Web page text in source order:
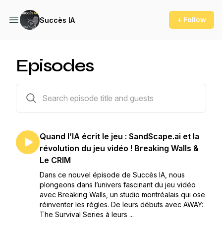
Succès IA + Follow
Episodes
Quand l’IA écrit le jeu : SandScape.ai et la
révolution du jeu vidéo ! Breaking Walls &
Le CRIM
Dans ce nouvel épisode de Succès IA, nous
plongeons dans l’univers fascinant du jeu vidéo
avec Breaking Walls, un studio montréalais qui ose
réinventer les règles. De leurs débuts avec AWAY:
The Survival Series à leurs ...